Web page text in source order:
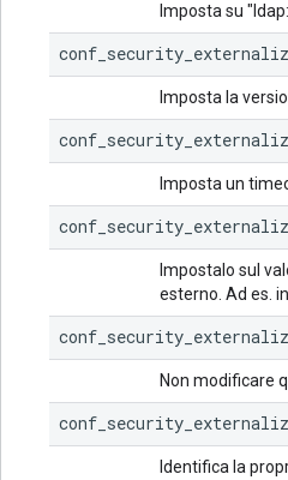
Imposta su
Imposta la
Imposta un
Impostalo sul
esterno. Ad es.
Non modificare
Identifica la